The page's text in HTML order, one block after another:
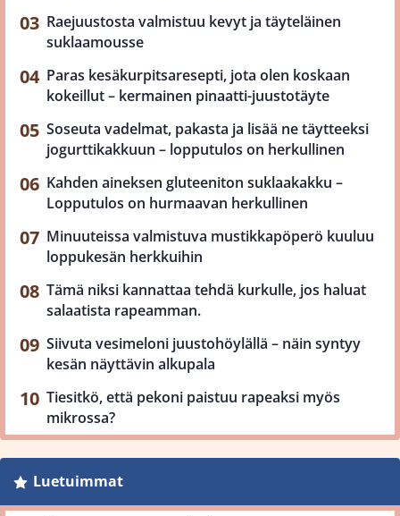
Raejuustosta valmistuu kevyt ja täyteläinen
suklaamousse
Paras kesäkurpitsaresepti, jota olen koskaan
kokeillut – kermainen pinaatti-juustotäyte
Soseuta vadelmat, pakasta ja lisää ne täytteeksi
jogurttikakkuun – lopputulos on herkullinen
Kahden aineksen gluteeniton suklaakakku –
Lopputulos on hurmaavan herkullinen
Minuuteissa valmistuva mustikkapöperö kuuluu
loppukesän herkkuihin
Tämä niksi kannattaa tehdä kurkulle, jos haluat
salaatista rapeamman.
Siivuta vesimeloni juustohöylällä – näin syntyy
kesän näyttävin alkupala
Tiesitkö, että pekoni paistuu rapeaksi myös
mikrossa?
Luetuimmat